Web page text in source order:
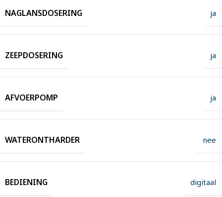
NAGLANSDOSERING ja
ZEEPDOSERING ja
AFVOERPOMP ja
WATERONTHARDER nee
BEDIENING digitaal